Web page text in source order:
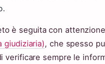
è seguita con
giudiziaria), che spesso
verificare sempre le